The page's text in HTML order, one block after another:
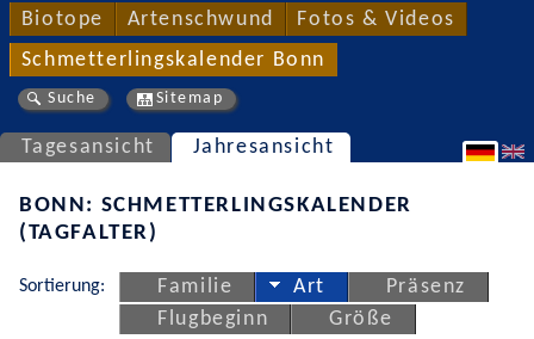
Biotope Artenschwund Fotos & Videos
Schmetterlingskalender Bonn
Suche Sitemap
Tagesansicht Jahresansicht
BONN: SCHMETTERLINGSKALENDER
(TAGFALTER)
Sortierung: Familie Art
Präsenz
Flugbeginn
Größe